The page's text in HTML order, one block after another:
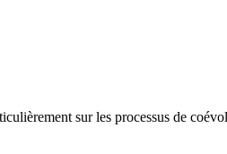
sur les processus de